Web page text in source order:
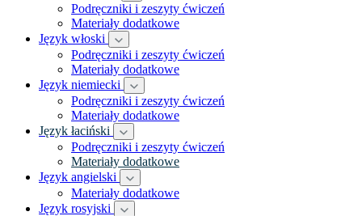
Podręczniki i zeszyty ćwiczeń
Materiały dodatkowe
Język włoski
Podręczniki i zeszyty ćwiczeń
Materiały dodatkowe
Język niemiecki
Podręczniki i zeszyty ćwiczeń
Materiały dodatkowe
Język łaciński
Podręczniki i zeszyty ćwiczeń
Materiały dodatkowe
Język angielski
Materiały dodatkowe
Język rosyjski